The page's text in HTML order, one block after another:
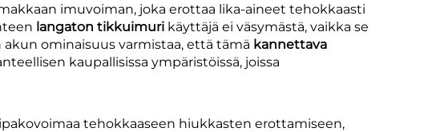
imuvoiman, joka erottaa lika-aineet tehokkaasti
langaton tikkuimuri käyttäjä ei väsymästä, vaikka se
ominaisuus varmistaa, että tämä kannettava
kaupallisissa ympäristöissä, joissa
tehokkaaseen hiukkasten erottamiseen,